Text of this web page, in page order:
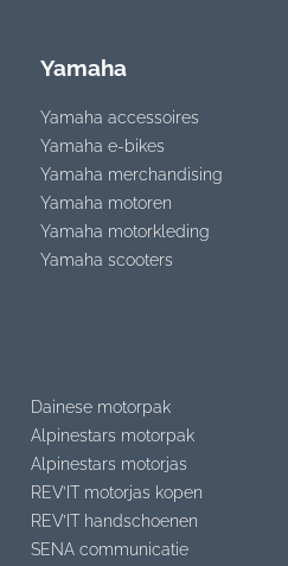
Yamaha
Yamaha accessoires
Yamaha e-bikes
Yamaha merchandising
Yamaha motoren
Yamaha motorkleding
Yamaha scooters
Dainese motorpak
Alpinestars motorpak
Alpinestars motorjas
REV’IT motorjas kopen
REV’IT handschoenen
SENA communicatie